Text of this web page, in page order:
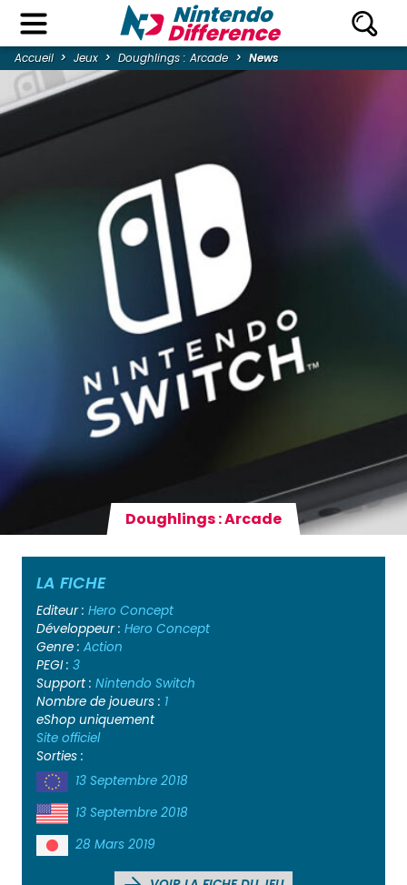
Accueil Jeux Doughlings : Arcade News
Doughlings : Arcade
LA FICHE
Editeur : Hero Concept
Développeur : Hero Concept
Genre : Action
PEGI : 3
Support : Nintendo Switch
Nombre de joueurs : 1
eShop uniquement
Site officiel
Sorties :
13 Septembre 2018
13 Septembre 2018
28 Mars 2019